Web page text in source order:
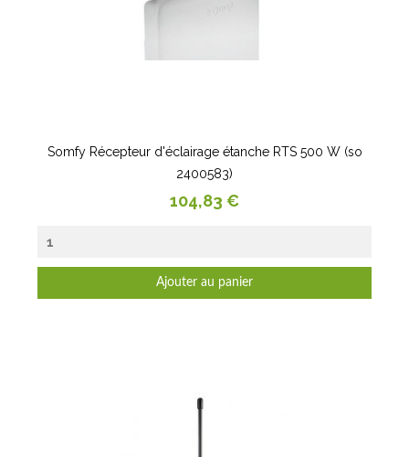
Somfy Récepteur d'éclairage étanche RTS 500 W (so
2400583)
Prix
104,83 €
Ajouter au panier